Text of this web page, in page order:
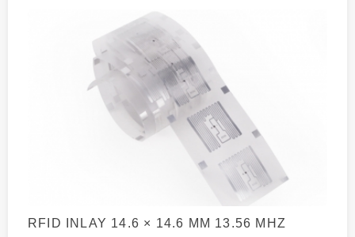
RFID INLAY 14.6 × 14.6 MM 13.56 MHZ